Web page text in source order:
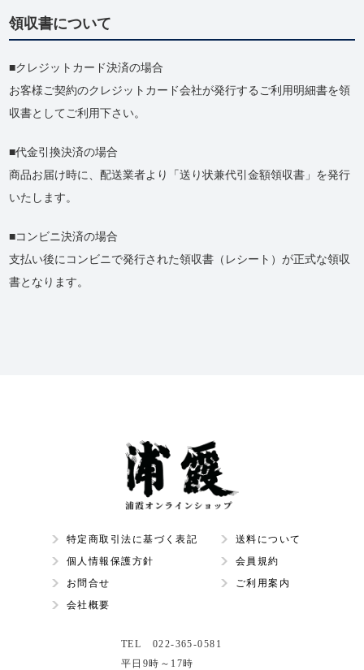
領収書について
クレジットカード決済の場合
お客様ご契約のクレジットカード会社が発行するご利用明細書を領
収書としてご利用下さい。
代金引換決済の場合
商品お届け時に、配送業者より「送り状兼代引金額領収書」を発行
いたします。
コンビニ決済の場合
支払い後にコンビニで発行された領収書（レシート）が正式な領収
書となります。
特定商取引法に基づく表記
送料について
個人情報保護方針
会員規約
お問合せ
ご利用案内
会社概要
TEL 022-365-0581
平日9時～17時